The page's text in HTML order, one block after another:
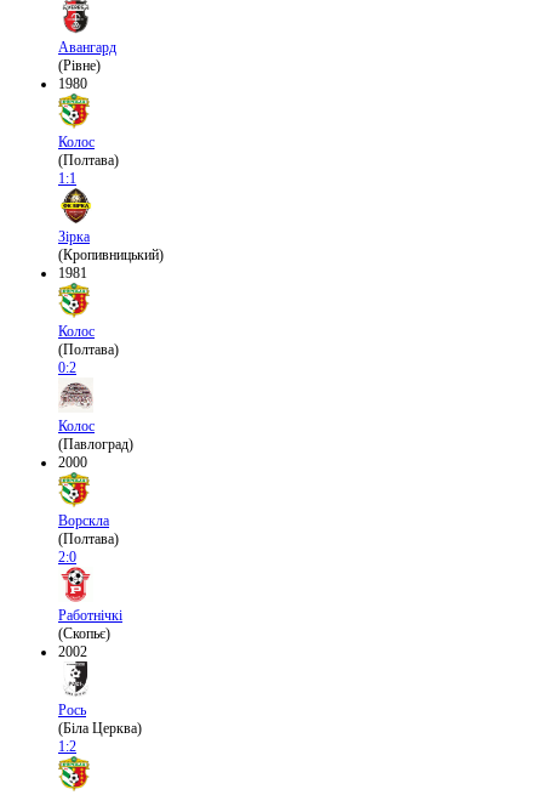
Авангард
(Рівне)
1980
Колос
(Полтава)
1:1
Зірка
(Кропивницький)
1981
Колос
(Полтава)
0:2
Колос
(Павлоград)
2000
Ворскла
(Полтава)
2:0
Работнічкі
(Скопьє)
2002
Рось
(Біла Церква)
1:2